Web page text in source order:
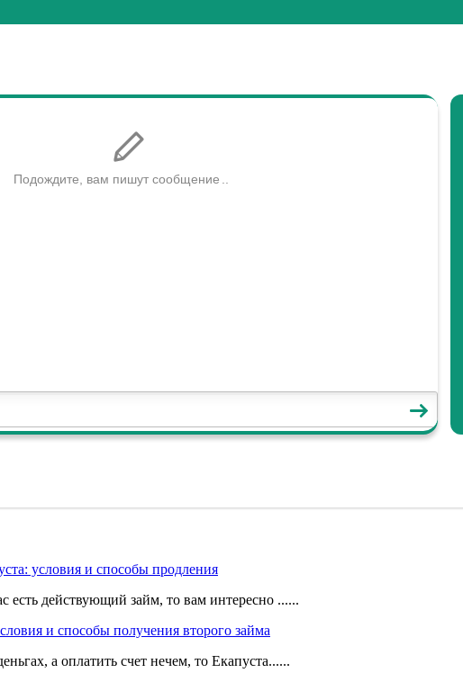
условия и способы продления
есть действующий займ, то вам интересно ......
и способы получения второго займа
а оплатить счет нечем, то Екапуста......